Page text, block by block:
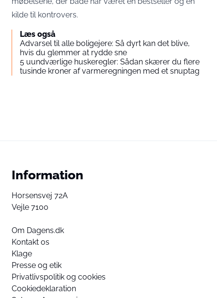
kilde til kontrovers.
Læs også
Advarsel til alle boligejere: Så dyrt kan det blive,
hvis du glemmer at rydde sne
5 uundværlige huskeregler: Sådan skærer du flere
tusinde kroner af varmeregningen med et snuptag
Information
Horsensvej 72A
Vejle 7100
Om Dagens.dk
Kontakt os
Klage
Presse og etik
Privatlivspolitik og cookies
Cookiedeklaration